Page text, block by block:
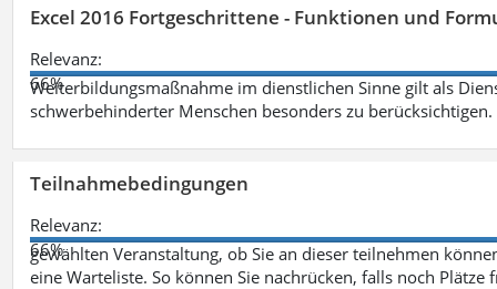
Excel 2016 Fortgeschrittene - Funktionen und
Relevanz:
66%
Weiterbildungsmaßnahme im dienstlichen Sinne gilt als
schwerbehinderter Menschen besonders zu berücksichtigen.
Teilnahmebedingungen
Relevanz:
66%
gewählten Veranstaltung, ob Sie an dieser teilnehmen
eine Warteliste. So können Sie nachrücken, falls noch Plätze